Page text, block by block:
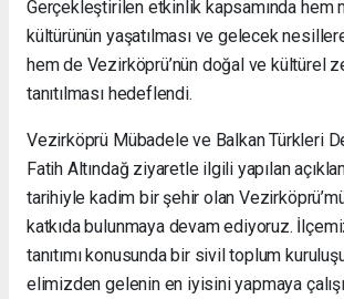
Gerçekleştirilen etkinlik kapsamında hem
kültürünün yaşatılması ve gelecek
hem de Vezirköprü’nün doğal ve kültürel
tanıtılması hedeflendi.
Vezirköprü Mübadele ve Balkan Türkleri
Fatih Altındağ ziyaretle ilgili yapılan
tarihiyle kadim bir şehir olan
katkıda bulunmaya devam ediyoruz.
tanıtımı konusunda bir sivil toplum
elimizden gelenin en iyisini yapmaya